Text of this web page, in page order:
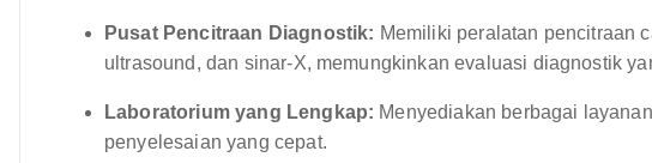
Pusat Pencitraan Diagnostik: Memiliki peralatan pencitraan
ultrasound, dan sinar-X, memungkinkan evaluasi diagnostik
Laboratorium yang Lengkap: Menyediakan berbagai
penyelesaian yang cepat.